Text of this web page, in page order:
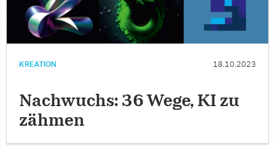
KREATION 18.10.2023
Nachwuchs: 36 Wege, KI zu
zähmen